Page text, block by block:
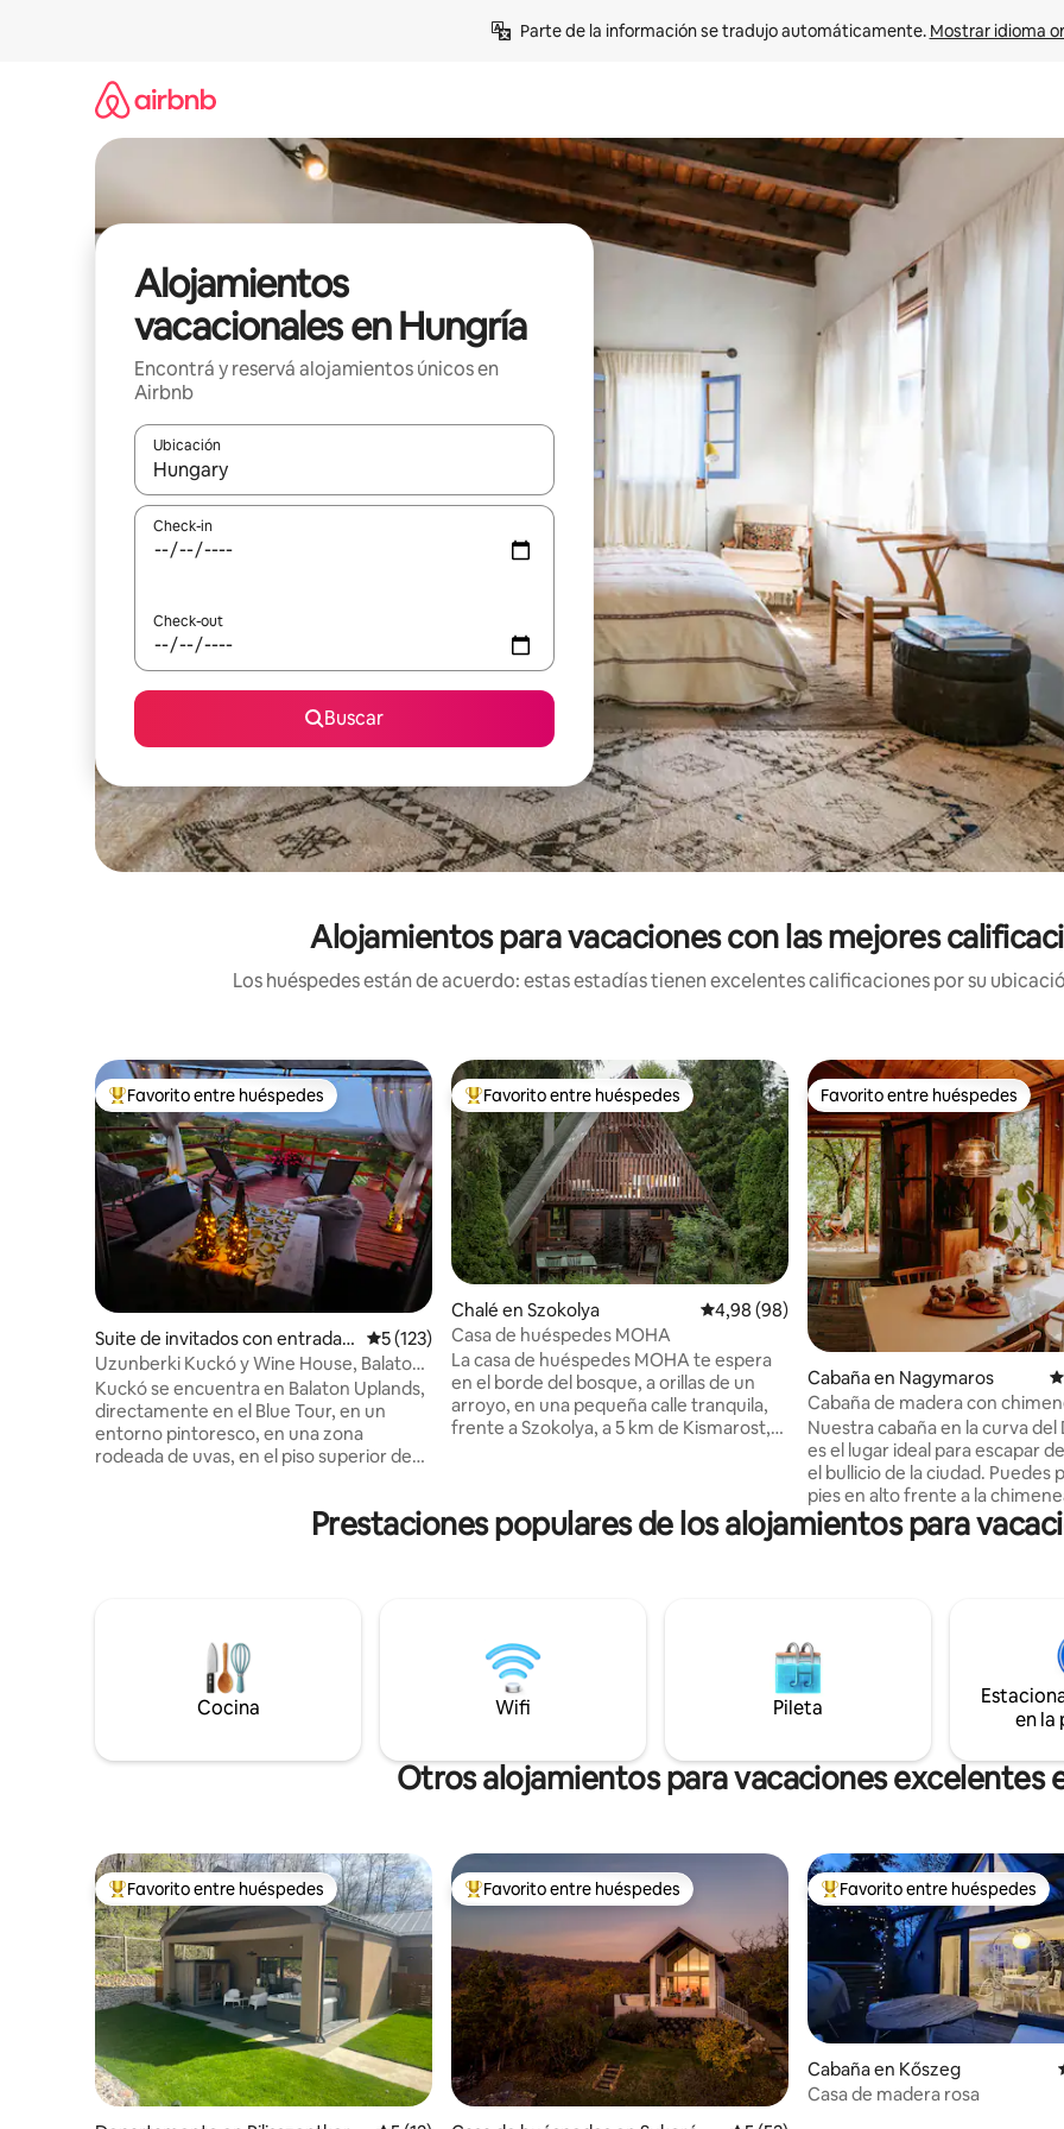
Parte de la información se tradujo automáticamente. Mostrar idioma
Alojamientos
vacacionales en Hungría
Encontrá y reservá alojamientos únicos en
Airbnb
Ubicación
Cuando los resultados estén disponibles, navegá con las teclas de flecha hacia arriba y hacia abajo o explorá deslizando
Check-in
Check-out
Buscar
Alojamientos para vacaciones con las mejores
Los huéspedes están de acuerdo: estas estadías tienen excelentes calificaciones por su
Favorito entre los huéspedes más destacados
Favorito entre huéspedes
Suite de invitados con entrada i
ndependiente en Lesencefalu
Calificación promedio: 5 de 5. 123 evaluaciones
5 (123)
Uzunberki Kuckó y Wine House, Balaton
Uplands
Kuckó se encuentra en Balaton Uplands,
directamente en el Blue Tour, en un
entorno pintoresco, en una zona
rodeada de uvas, en el piso superior de
propias uvas cultivadas (un lugar más
calentadores eléctricos, puedes disfrutar
de la magnífica vista panorámica en
invierno o de los muchos lugares de
interés de la zona. ¡Esperamos tener
Favorito entre los huéspedes más destacados
Favorito entre huéspedes
Chalé en Szokolya Calificación promedio: 4,98 de 5. 98
4,98 (98)
Casa de huéspedes MOHA
La casa de huéspedes MOHA te espera
en el borde del bosque, a orillas de un
arroyo, en una pequeña calle tranquila,
frente a Szokolya, a 5 km de Kismarost,
para niños, tiene capacidad para 6
personas. ¡Puedes venir solo, con tu
camines por el bosque y el campo, en
compañía de ardillas y ciervos, y remes
en el Danubio.
Favorito entre huéspedes
Favorito entre huéspedes
Cabaña en Nagymaros
Cabaña de madera con
vistas a la curva del Danubio
Nuestra cabaña en la curva del
es el lugar ideal para escapar
el bullicio de la ciudad. Puedes
pies en alto frente a la
después de una caminata en
nacional cercano, calentarte
cocina, en la barbacoa de
en la chimenea cercana. Novedades de
noviembre de 2025: ¡tenemos
terraza nueva! Número de registro
NTAK: MA20008352, tipo de
Prestaciones populares de los alojamientos para
Cocina Wifi Pileta
en la
Otros alojamientos para vacaciones excelentes
Favorito entre los huéspedes más destacados
Favorito entre huéspedes Favorito entre los huéspedes más destacados
Favorito entre huéspedes Favorito entre los huéspedes
Favorito entre huéspedes
Cabaña en Kőszeg
Casa de madera rosa